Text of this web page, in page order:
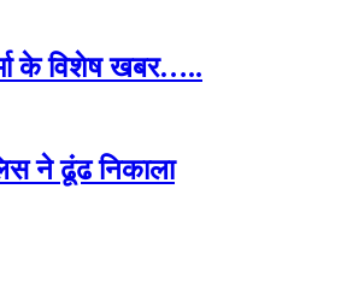
के विशेष खबर…..
ने ढूंढ निकाला